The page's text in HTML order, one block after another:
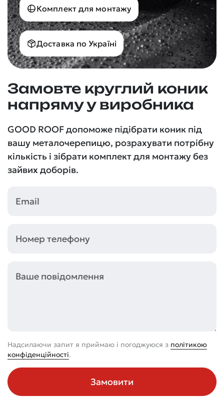
Комплект для монтажу
Доставка по Україні
Замовте круглий коник
напряму у виробника
GOOD ROOF допоможе підібрати коник під
вашу металочерепицю, розрахувати потрібну
кількість і зібрати комплект для монтажу без
зайвих доборів.
Надсилаючи запит я приймаю і погоджуюся з політикою
конфіденційності.
Замовити